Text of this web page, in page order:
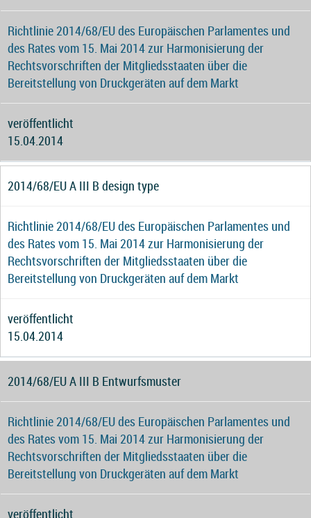
Richtlinie 2014/68/EU des Europäischen Parlamentes und
des Rates vom 15. Mai 2014 zur Harmonisierung der
Rechtsvorschriften der Mitgliedsstaaten über die
Bereitstellung von Druckgeräten auf dem Markt
veröffentlicht
15.04.2014
2014/68/EU A III B design type
Richtlinie 2014/68/EU des Europäischen Parlamentes und
des Rates vom 15. Mai 2014 zur Harmonisierung der
Rechtsvorschriften der Mitgliedsstaaten über die
Bereitstellung von Druckgeräten auf dem Markt
veröffentlicht
15.04.2014
2014/68/EU A III B Entwurfsmuster
Richtlinie 2014/68/EU des Europäischen Parlamentes und
des Rates vom 15. Mai 2014 zur Harmonisierung der
Rechtsvorschriften der Mitgliedsstaaten über die
Bereitstellung von Druckgeräten auf dem Markt
veröffentlicht